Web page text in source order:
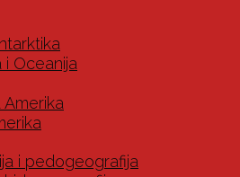
i Oceanija
Amerika
i pedogeografija